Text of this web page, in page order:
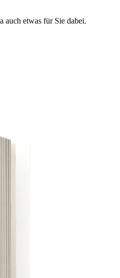
auch etwas für Sie dabei.